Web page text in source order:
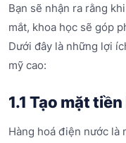
Bạn sẽ nhận ra rằng khi
mắt, khoa học sẽ góp
Dưới đây là những lợi
mỹ cao:
1.1 Tạo mặt
Hàng hoá điện nước là